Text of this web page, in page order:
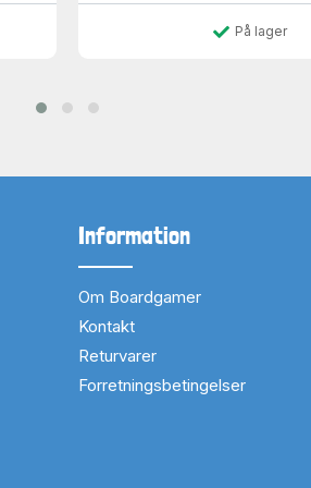
På lager
Information
Om Boardgamer
Kontakt
Returvarer
Forretningsbetingelser